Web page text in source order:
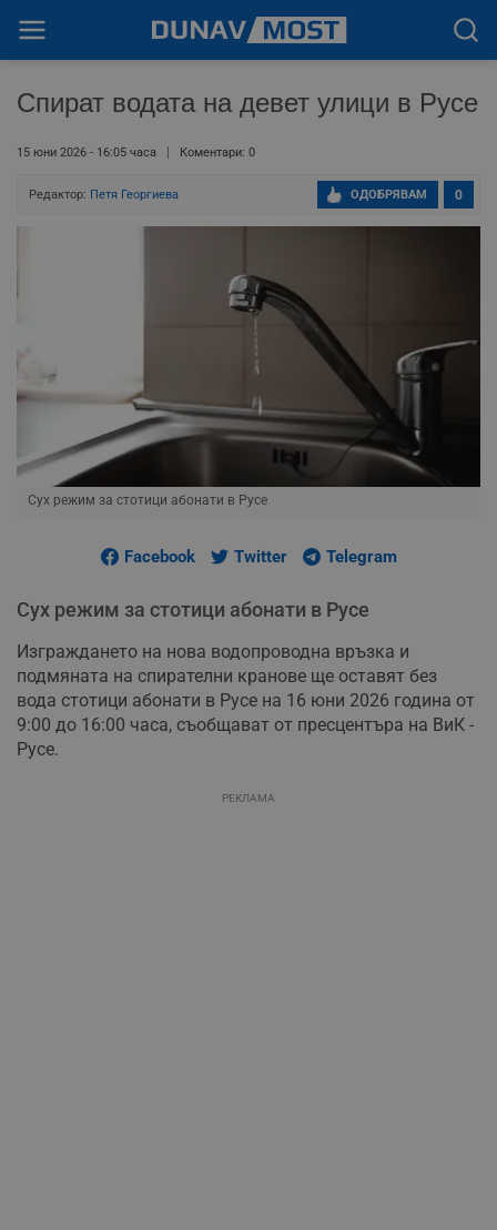
Спират водата на девет улици в Русе
15 юни 2026 - 16:05 часа Коментари: 0
Редактор: Петя Георгиева 0
ОДОБРЯВАМ
Сух режим за стотици абонати в Русе
Facebook Twitter Telegram
Сух режим за стотици абонати в Русе
Изграждането на нова водопроводна връзка и
подмяната на спирателни кранове ще оставят без
вода стотици абонати в Русе на 16 юни 2026 година от
9:00 до 16:00 часа, съобщават от пресцентъра на ВиК -
Русе.
РЕКЛАМА